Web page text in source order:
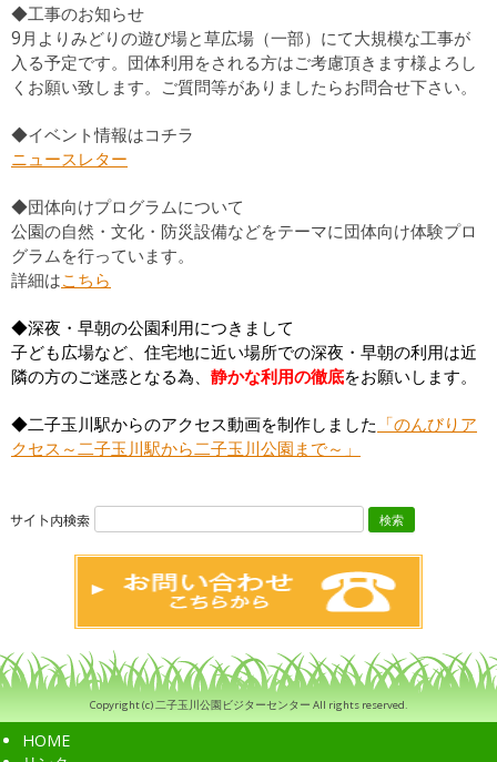
◆工事のお知らせ
9月よりみどりの遊び場と草広場（一部） にて大規模な工事が
入る予定です。 団体利用をされる方はご考慮頂きます様よろし
くお願い致します。 ご質問等がありましたらお問合せ下さい。
◆イベント情報はコチラ
ニュースレター
◆団体向けプログラムについて
公園の自然・文化・防災設備などをテーマに団体向け体験プロ
グラムを行っています。
詳細はこちら
◆深夜・早朝の公園利用につきまして
子ども広場など、住宅地に近い場所での深夜・早朝の利用は近
隣の方のご迷惑となる為、 静かな利用の徹底をお願いします。
◆二子玉川駅からのアクセス動画を制作しました 「のんびりア
クセス～二子玉川駅から二子玉川公園まで～」
検
索:
Copyright (c) 二子玉川公園ビジターセンター All rights reserved.
HOME